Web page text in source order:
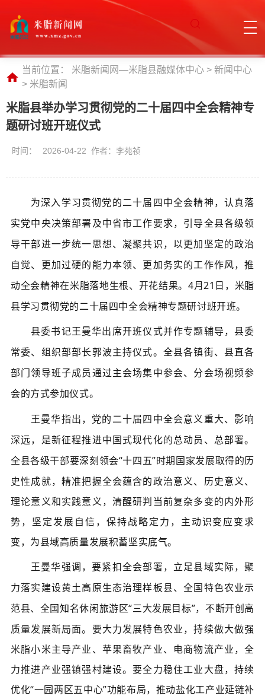
当前位置： 米脂新闻网—米脂县融媒体中心 > 新闻中心
> 米脂新闻
米脂县举办学习贯彻党的二十届四中全会精神专
题研讨班开班仪式
时间： 2026-04-22 作者：李苑祯
为深入学习贯彻党的二十届四中全会精神，认真落
实党中央决策部署及中省市工作要求，引导全县各级领
导干部进一步统一思想、凝聚共识，以更加坚定的政治
自觉、更加过硬的能力本领、更加务实的工作作风，推
动全会精神在米脂落地生根、开花结果。 4月21日，米脂
县学习贯彻党的二十届四中全会精神专题研讨班开班。
县委书记王曼华出席开班仪式并作专题辅导，县委
常委、组织部部长郭波主持仪式。全县各镇街、县直各
部门领导班子成员通过主会场集中参会、分会场视频参
会的方式参加仪式。
王曼华指出，党的二十届四中全会意义重大、影响
深远，是新征程推进中国式现代化的总动员、总部署。
全县各级干部要深刻领会“十四五”时期国家发展取得的历
史性成就，精准把握全会蕴含的政治意义、历史意义、
理论意义和实践意义，清醒研判当前复杂多变的内外形
势，坚定发展自信，保持战略定力，主动识变应变求
变，为县域高质量发展积蓄坚实底气。
王曼华强调，要紧扣全会部署，立足县域实际，聚
力落实建设黄土高原生态治理样板县、全国特色农业示
范县、全国知名休闲旅游区“三大发展目标”，不断开创高
质量发展新局面。要大力发展特色农业，持续做大做强
米脂小米主导产业、苹果畜牧产业、电商物流产业，全
力推进产业强镇强村建设。要全力稳住工业大盘，持续
优化“一园两区五中心”功能布局，推动盐化工产业延链补